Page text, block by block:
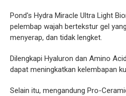
Pond's Hydra Miracle Ultra Light
pelembap wajah bertekstur gel
menyerap, dan tidak lengket.
Dilengkapi Hyaluron dan Amino
dapat meningkatkan kelembapan
Selain itu, mengandung Pro-